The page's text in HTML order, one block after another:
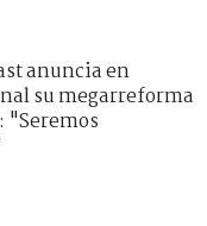
anuncia en
su megarreforma
"Seremos